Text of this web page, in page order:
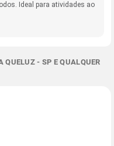
Ideal para atividades ao
QUELUZ - SP E QUALQUER